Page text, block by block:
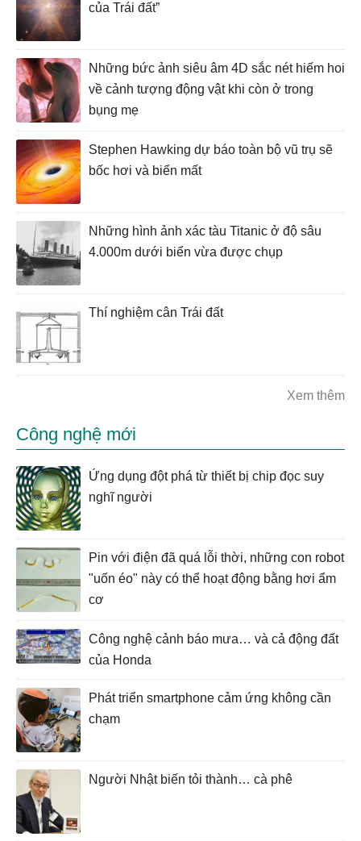
của Trái đất”
Những bức ảnh siêu âm 4D sắc nét hiếm hoi
về cảnh tượng động vật khi còn ở trong
bụng mẹ
Stephen Hawking dự báo toàn bộ vũ trụ sẽ
bốc hơi và biến mất
Những hình ảnh xác tàu Titanic ở độ sâu
4.000m dưới biển vừa được chụp
Thí nghiệm cân Trái đất
Xem thêm
Công nghệ mới
Ứng dụng đột phá từ thiết bị chip đọc suy
nghĩ người
Pin với điện đã quá lỗi thời, những con robot
"uốn éo" này có thể hoạt động bằng hơi ẩm
cơ
Công nghệ cảnh báo mưa… và cả động đất
của Honda
Phát triển smartphone cảm ứng không cần
chạm
Người Nhật biến tỏi thành… cà phê